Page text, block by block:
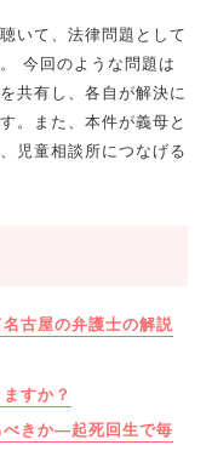
いて、法律問題として
今回のような問題は
共有し、各自が解決に
。また、本件が義母と
児童相談所につなげる
古屋の弁護士の解説
すか？
べきか―起死回生で毎